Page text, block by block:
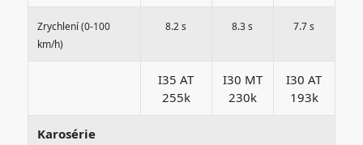
Zrychlení (0-100
km/h)
8.2 s 8.3 s 7.7 s
I35 AT
255k
I30 MT
230k
I30 AT
193k
Karosérie